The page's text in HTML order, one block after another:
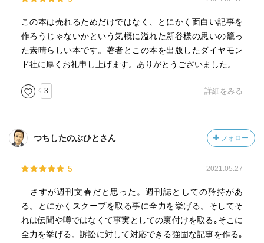
この本は売れるためだけではなく、とにかく面白い記事を
作ろうじゃないかという気概に溢れた新谷様の思いの籠っ
た素晴らしい本です。著者とこの本を出版したダイヤモン
ド社に厚くお礼申し上げます。ありがとうございました。
3 詳細をみる
つちしたのぶひとさん フォロー
5 2021.05.27
さすが週刊文春だと思った。週刊誌としての矜持があ
る。とにかくスクープを取る事に全力を挙げる。そしてそ
れは伝聞や噂ではなくて事実としての裏付けを取る｡そこに
全力を挙げる。訴訟に対して対応できる強固な記事を作る｡